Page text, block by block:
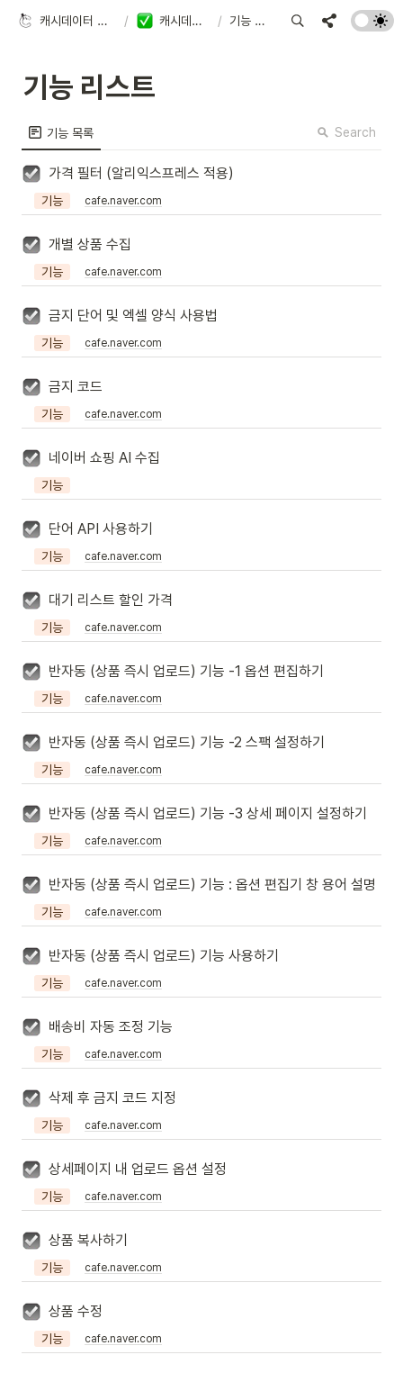
캐시데이터 사용 가이드 / 캐시데이터 기능 / 기능 리스트
기능 리스트
기능 목록 Search
가격 필터 (알리익스프레스 적용)
기능 cafe.naver.com
개별 상품 수집
기능 cafe.naver.com
금지 단어 및 엑셀 양식 사용법
기능 cafe.naver.com
금지 코드
기능 cafe.naver.com
네이버 쇼핑 AI 수집
기능
단어 API 사용하기
기능 cafe.naver.com
대기 리스트 할인 가격
기능 cafe.naver.com
반자동 (상품 즉시 업로드) 기능 -1 옵션 편집하기
기능 cafe.naver.com
반자동 (상품 즉시 업로드) 기능 -2 스팩 설정하기
기능 cafe.naver.com
반자동 (상품 즉시 업로드) 기능 -3 상세 페이지 설정하기
기능 cafe.naver.com
반자동 (상품 즉시 업로드) 기능 : 옵션 편집기 창 용어 설명
기능 cafe.naver.com
반자동 (상품 즉시 업로드) 기능 사용하기
기능 cafe.naver.com
배송비 자동 조정 기능
기능 cafe.naver.com
삭제 후 금지 코드 지정
기능 cafe.naver.com
상세페이지 내 업로드 옵션 설정
기능 cafe.naver.com
상품 복사하기
기능 cafe.naver.com
상품 수정
기능 cafe.naver.com